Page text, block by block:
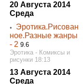
20 Августа 2014
Среда
◦ Эротика.Рисован
ное.Разные жанры
- 2 9.6
Эротика - Комиксы и
рисунки 18:13
13 Августа 2014
Среда